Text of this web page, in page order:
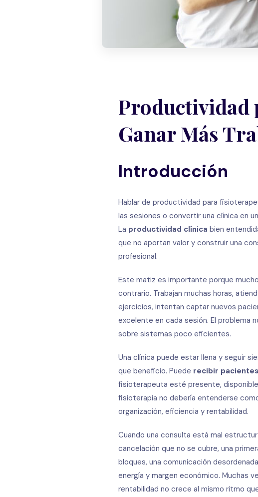
Productividad
Ganar Más
Introducción
Hablar de productividad para
las sesiones o convertir una clínica en
La productividad clínica bien
que no aportan valor y construir una
profesional.
Este matiz es importante porque
contrario. Trabajan muchas horas,
ejercicios, intentan captar nuevos
excelente en cada sesión. El problema
sobre sistemas poco eficientes.
Una clínica puede estar llena y seguir
que beneficio. Puede recibir
fisioterapeuta esté presente,
fisioterapia no debería entenderse
organización, eficiencia y rentabilidad.
Cuando una consulta está mal
cancelación que no se cubre, una
bloques, una comunicación
energía y margen económico. Muchas
rentabilidad no crece al mismo ritmo